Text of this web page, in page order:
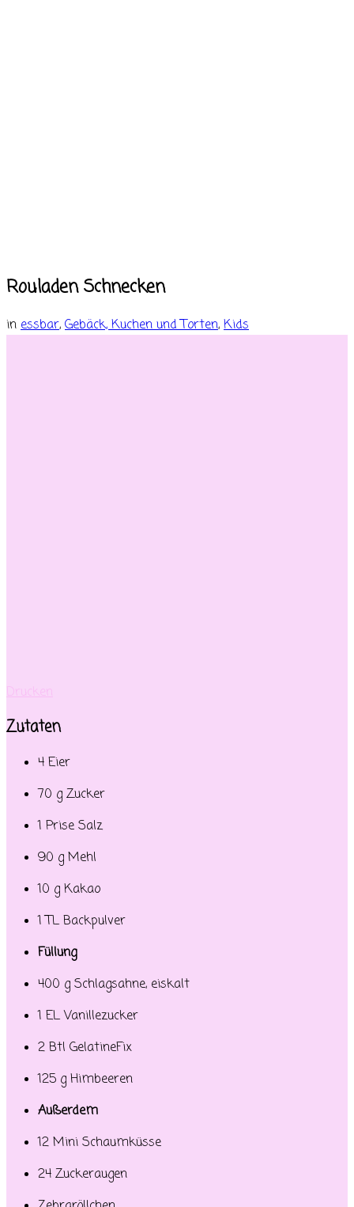
Rouladen Schnecken
in essbar, Gebäck, Kuchen und Torten, Kids
Drucken
Zutaten
4 Eier
70 g Zucker
1 Prise Salz
90 g Mehl
10 g Kakao
1 TL Backpulver
Füllung
400 g Schlagsahne, eiskalt
1 EL Vanillezucker
2 Btl GelatineFix
125 g Himbeeren
Außerdem
12 Mini Schaumküsse
24 Zuckeraugen